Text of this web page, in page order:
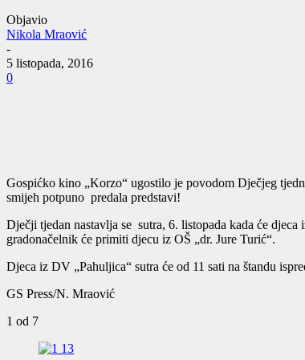
Objavio
Nikola Mraović
-
5 listopada, 2016
0
Gospićko kino „Korzo“ ugostilo je povodom Dječjeg
smijeh potpuno predala predstavi!
Dječji tjedan nastavlja se sutra, 6. listopada kada će
gradonačelnik će primiti djecu iz OŠ „dr. Jure Turić“.
Djeca iz DV „Pahuljica“ sutra će od 11 sati na štandu
GS Press/N. Mraović
1 od 7